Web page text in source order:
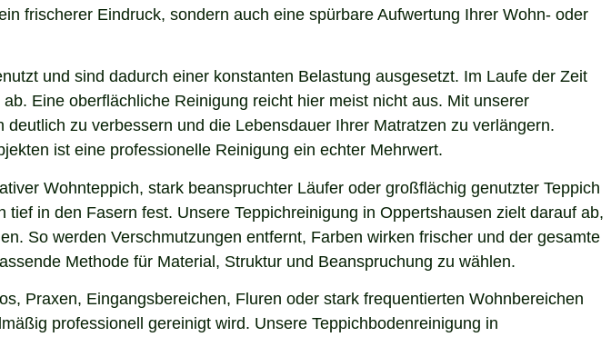
frischerer Eindruck, sondern auch eine spürbare Aufwertung Ihrer Wohn- oder
und sind dadurch einer konstanten Belastung ausgesetzt. Im Laufe der Zeit
Eine oberflächliche Reinigung reicht hier meist nicht aus. Mit unserer
zu verbessern und die Lebensdauer Ihrer Matratzen zu verlängern.
ist eine professionelle Reinigung ein echter Mehrwert.
Wohnteppich, stark beanspruchter Läufer oder großflächig genutzter Teppich
in den Fasern fest. Unsere Teppichreinigung in Oppertshausen zielt darauf ab,
So werden Verschmutzungen entfernt, Farben wirken frischer und der gesamte
Methode für Material, Struktur und Beanspruchung zu wählen.
Praxen, Eingangsbereichen, Fluren oder stark frequentierten Wohnbereichen
professionell gereinigt wird. Unsere Teppichbodenreinigung in